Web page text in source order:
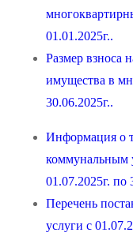
01.01.2025г..
Размер взноса
имущества в
30.06.2025г..
Информация о
коммунальным
01.07.2025г. по
Перечень
услуги с